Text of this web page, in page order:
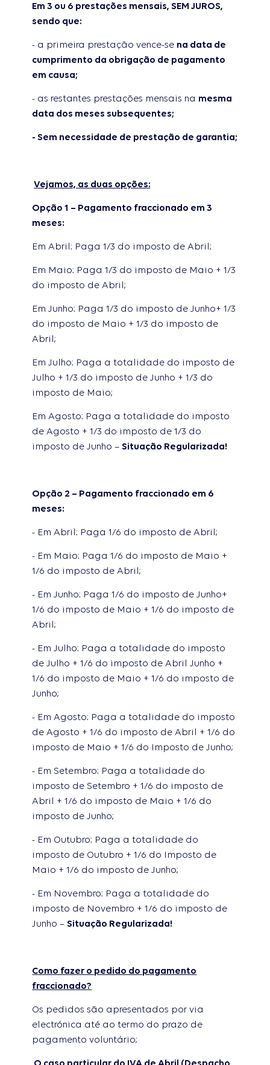
Em 3 ou 6 prestações mensais, SEM JUROS,
sendo que:
- a primeira prestação vence-se na data de
cumprimento da obrigação de pagamento
em causa;
- as restantes prestações mensais na mesma
data dos meses subsequentes;
- Sem necessidade de prestação de garantia;
Vejamos, as duas opções:
Opção 1 – Pagamento fraccionado em 3
meses:
Em Abril: Paga 1/3 do imposto de Abril;
Em Maio: Paga 1/3 do imposto de Maio + 1/3
do imposto de Abril;
Em Junho: Paga 1/3 do imposto de Junho+ 1/3
do imposto de Maio + 1/3 do imposto de
Abril;
Em Julho: Paga a totalidade do imposto de
Julho + 1/3 do imposto de Junho + 1/3 do
imposto de Maio;
Em Agosto: Paga a totalidade do imposto
de Agosto + 1/3 do imposto de 1/3 do
imposto de Junho –Situação Regularizada!
Opção 2 – Pagamento fraccionado em 6
meses:
- Em Abril: Paga 1/6 do imposto de Abril;
- Em Maio: Paga 1/6 do imposto de Maio +
1/6 do imposto de Abril;
- Em Junho: Paga 1/6 do imposto de Junho+
1/6 do imposto de Maio + 1/6 do imposto de
Abril;
- Em Julho: Paga a totalidade do imposto
de Julho + 1/6 do imposto de Abril Junho +
1/6 do imposto de Maio + 1/6 do imposto de
Junho;
- Em Agosto: Paga a totalidade do imposto
de Agosto + 1/6 do imposto de Abril + 1/6 do
imposto de Maio + 1/6 do Imposto de Junho;
- Em Setembro: Paga a totalidade do
imposto de Setembro + 1/6 do imposto de
Abril + 1/6 do imposto de Maio + 1/6 do
imposto de Junho;
- Em Outubro: Paga a totalidade do
imposto de Outubro + 1/6 do Imposto de
Maio + 1/6 do imposto de Junho;
- Em Novembro: Paga a totalidade do
imposto de Novembro + 1/6 do imposto de
Junho –Situação Regularizada!
Como fazer o pedido do pagamento
fraccionado?
Os pedidos são apresentados por via
electrónica até ao termo do prazo de
pagamento voluntário;